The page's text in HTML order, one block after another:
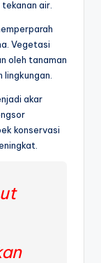
air.
Vegetasi
oleh tanaman
akar
konservasi